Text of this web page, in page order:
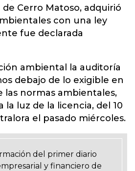
Cerro Matoso, adquirió
con una ley
fue declarada
ambiental la auditoría
debajo de lo exigible en
normas ambientales,
la luz de la licencia, del 10
el pasado miércoles.
del primer diario
y financiero de